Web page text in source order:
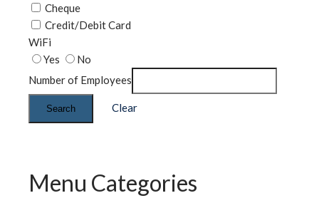
Cheque
Credit/Debit Card
WiFi
Yes
No
Number of Employees
Search Clear
Menu Categories